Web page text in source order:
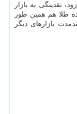
نقدینگی به بازار
طلا هم همین طور
بازارهای دیگر